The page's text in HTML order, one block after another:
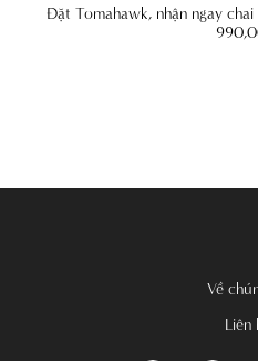
Đặt Tomahawk, nhận ngay
Về
Liên